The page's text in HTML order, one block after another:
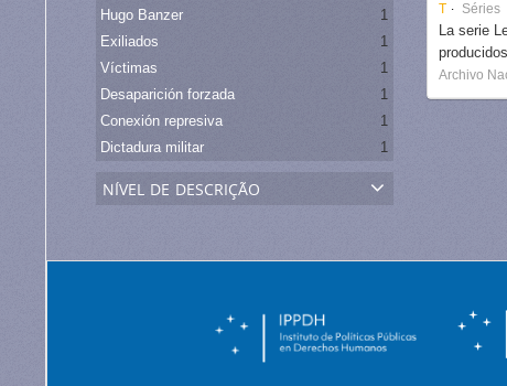
Hugo Banzer
1
Exiliados
1
Víctimas
1
Desaparición forzada
1
Conexión represiva
1
Dictadura militar
1
nível de descrição
T Séries
La serie
Archivo